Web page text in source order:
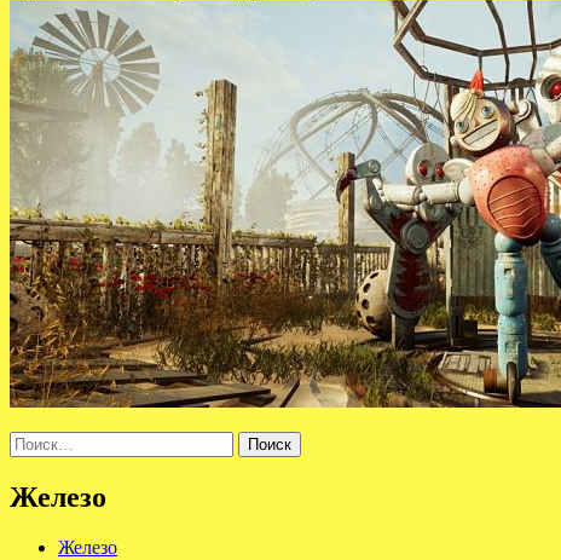
Найти:
Железо
Железо